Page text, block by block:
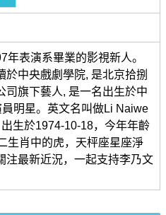
年表演系畢業的影視新人。
於中央戲劇學院, 是北京拾捌
司旗下藝人, 是一名出生於中
員明星。英文名叫做Li Naiwe
生於1974-10-18，今年年齡
生肖中的虎，天枰座星座淨
注最新近況，一起支持李乃文